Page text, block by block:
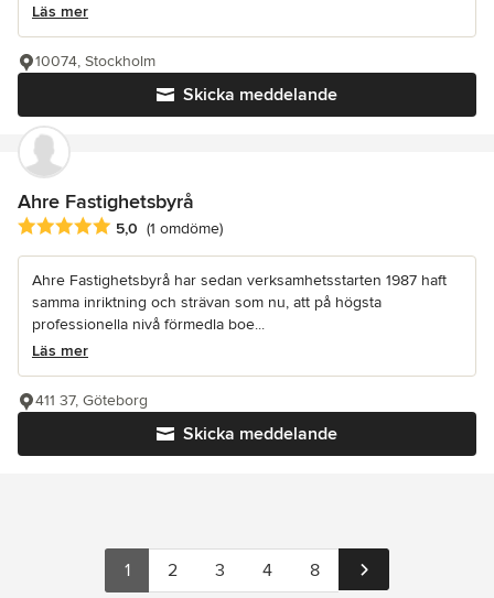
Läs mer
Skicka meddelande
10074, Stockholm
Ahre Fastighetsbyrå
Genomsnittligt omdöme: 5 av 5 stjärnor
5,0 (1 omdöme)
Ahre Fastighetsbyrå har sedan verksamhetsstarten 1987 haft
samma inriktning och strävan som nu, att på högsta
professionella nivå förmedla boe...
Läs mer
Skicka meddelande
411 37, Göteborg
1 2 3 4 8